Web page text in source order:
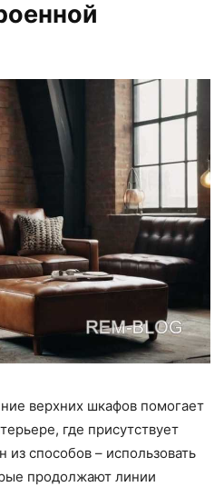
верхних шкафов помогает
где присутствует
из способов – использовать
продолжают линии